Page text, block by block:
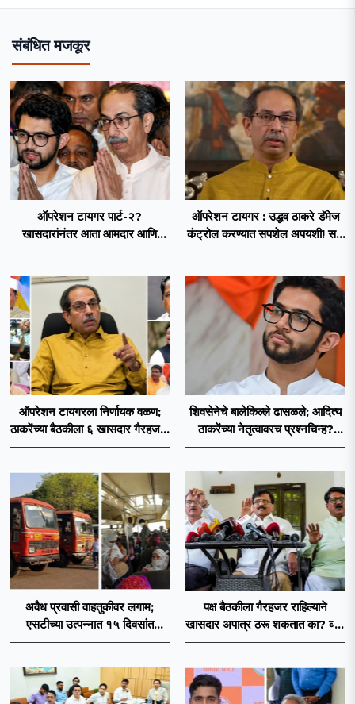
संबंधित मजकूर
ऑपरेशन टायगर पार्ट-२?
खासदारांनंतर आता आमदार आणि
नगरसेवकही शिंदेंच्या वाटेवर?
ऑपरेशन टायगर : उद्धव ठाकरे डॅमेज
कंट्रोल करण्यात सपशेल अपयशी! सहा
खासदारांनंतर आमदारांसह नगरसेवकही
ऑपरेशन टायगरला निर्णायक वळण;
ठाकरेंच्या बैठकीला ६ खासदार गैरहजर,
थेट शिंदे सेनेत विलीन होण्याचा
शिवसेनेचे बालेकिल्ले ढासळले; आदित्य
ठाकरेंच्या नेतृत्वावरच प्रश्नचिन्ह?
ठाकरे ब्रँड नेमका कुठे चुकला?
अवैध प्रवासी वाहतुकीवर लगाम;
एसटीच्या उत्पन्नात १५ दिवसांत
४३.८३ कोटींची वाढ!
पक्ष बैठकीला गैरहजर राहिल्याने
खासदार अपात्र ठरू शकतात का? व्हीप
आणि कायदा नेमकं काय सांगतो?